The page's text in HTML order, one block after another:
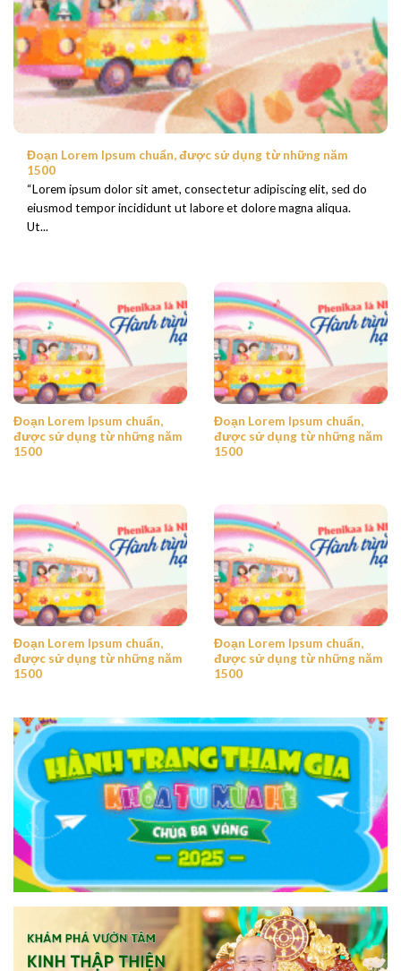
Đoạn Lorem Ipsum chuẩn, được sử dụng từ những năm
1500
“Lorem ipsum dolor sit amet, consectetur adipiscing elit, sed do
eiusmod tempor incididunt ut labore et dolore magna aliqua.
Ut...
Đoạn Lorem Ipsum chuẩn,
được sử dụng từ những năm
1500
Đoạn Lorem Ipsum chuẩn,
được sử dụng từ những năm
1500
Đoạn Lorem Ipsum chuẩn,
được sử dụng từ những năm
1500
Đoạn Lorem Ipsum chuẩn,
được sử dụng từ những năm
1500